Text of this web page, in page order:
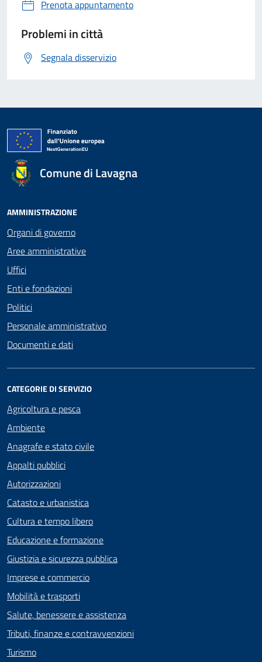
Prenota appuntamento
Problemi in città
Segnala disservizio
Comune di Lavagna
AMMINISTRAZIONE
Organi di governo
Aree amministrative
Uffici
Enti e fondazioni
Politici
Personale amministrativo
Documenti e dati
CATEGORIE DI SERVIZIO
Agricoltura e pesca
Ambiente
Anagrafe e stato civile
Appalti pubblici
Autorizzazioni
Catasto e urbanistica
Cultura e tempo libero
Educazione e formazione
Giustizia e sicurezza pubblica
Imprese e commercio
Mobilità e trasporti
Salute, benessere e assistenza
Tributi, finanze e contravvenzioni
Turismo